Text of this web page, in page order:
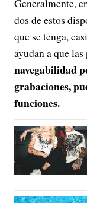
Generalmente,
dos de estos
que se tenga,
ayudan a que las
navegabilidad
grabaciones,
funciones.